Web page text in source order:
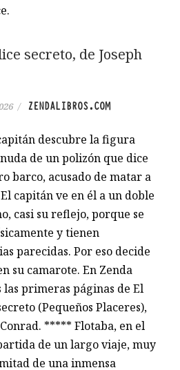
secreto, de Joseph
/ ZENDALIBROS.COM
descubre la figura
de un polizón que dice
barco, acusado de matar a
capitán ve en él a un doble
casi su reflejo, porque se
y tienen
parecidas. Por eso decide
su camarote. En Zenda
las primeras páginas de El
(Pequeños Placeres),
Conrad. ***** Flotaba, en el
de un largo viaje, muy
de una inmensa